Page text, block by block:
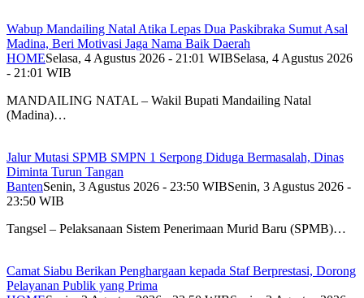
Wabup Mandailing Natal Atika Lepas Dua Paskibraka Sumut Asal
Madina, Beri Motivasi Jaga Nama Baik Daerah
HOMESelasa, 4 Agustus 2026 - 21:01 WIBSelasa, 4 Agustus 2026
- 21:01 WIB
MANDAILING NATAL – Wakil Bupati Mandailing Natal
(Madina)…
Jalur Mutasi SPMB SMPN 1 Serpong Diduga Bermasalah, Dinas
Diminta Turun Tangan
BantenSenin, 3 Agustus 2026 - 23:50 WIBSenin, 3 Agustus 2026 -
23:50 WIB
Tangsel – Pelaksanaan Sistem Penerimaan Murid Baru (SPMB)…
Camat Siabu Berikan Penghargaan kepada Staf Berprestasi, Dorong
Pelayanan Publik yang Prima